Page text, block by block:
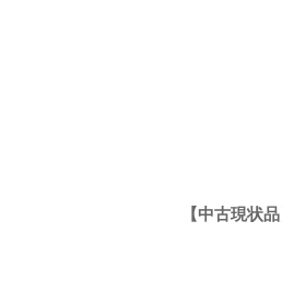
【中古現